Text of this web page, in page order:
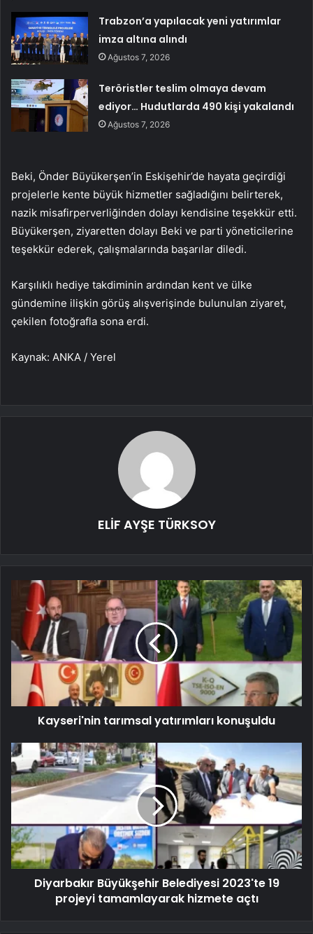
Trabzon’a yapılacak yeni yatırımlar
imza altına alındı
Ağustos 7, 2026
Teröristler teslim olmaya devam
ediyor… Hudutlarda 490 kişi yakalandı
Ağustos 7, 2026
Beki, Önder Büyükerşen’in Eskişehir’de hayata geçirdiği
projelerle kente büyük hizmetler sağladığını belirterek,
nazik misafirperverliğinden dolayı kendisine teşekkür etti.
Büyükerşen, ziyaretten dolayı Beki ve parti yöneticilerine
teşekkür ederek, çalışmalarında başarılar diledi.
Karşılıklı hediye takdiminin ardından kent ve ülke
gündemine ilişkin görüş alışverişinde bulunulan ziyaret,
çekilen fotoğrafla sona erdi.
Kaynak: ANKA / Yerel
ELİF AYŞE TÜRKSOY
Kayseri'nin tarımsal yatırımları konuşuldu
Diyarbakır Büyükşehir Belediyesi 2023'te 19
projeyi tamamlayarak hizmete açtı